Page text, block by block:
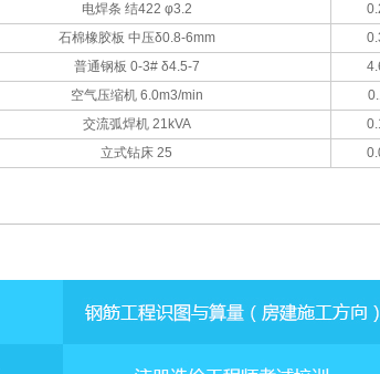
电焊条 结422 φ3.2
石棉橡胶板 中压δ0.8-6mm
普通钢板 0-3# δ4.5-7
空气压缩机 6.0m3/min
交流弧焊机 21kVA
立式钻床 25